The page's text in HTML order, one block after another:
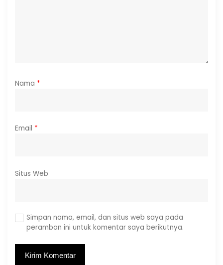
Nama *
Email *
Situs Web
Simpan nama, email, dan situs web saya pada
peramban ini untuk komentar saya berikutnya.